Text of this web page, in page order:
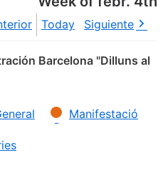
Today Siguiente
Barcelona "Dilluns al
Manifestació